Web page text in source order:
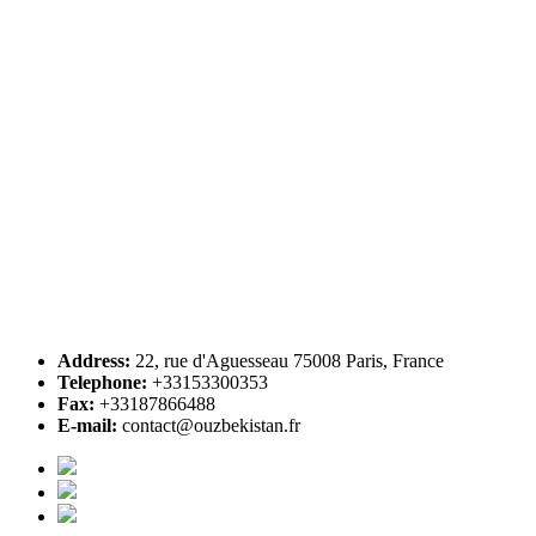
Address: 22, rue d'Aguesseau 75008 Paris, France
Telephone: +33153300353
Fax: +33187866488
E-mail: contact@ouzbekistan.fr